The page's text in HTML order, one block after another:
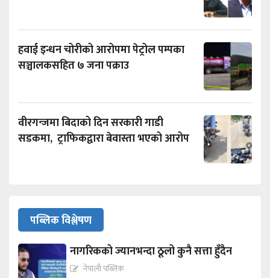
हवाई इन्धन चोरीको आरोपमा पेट्रोल पम्पका
सञ्चालकसहित ७ जना पक्राउ
वीरगन्जमा बिदाको दिन सरकारी गाडी
सडकमा, ट्राफिकद्वारा बेवास्ता भएको आरोप
पब्लिक विश्लेषण
नागरिकको ज्यानभन्दा ठूलो कुनै सत्ता हुँदैन
नेपाली पब्लिक